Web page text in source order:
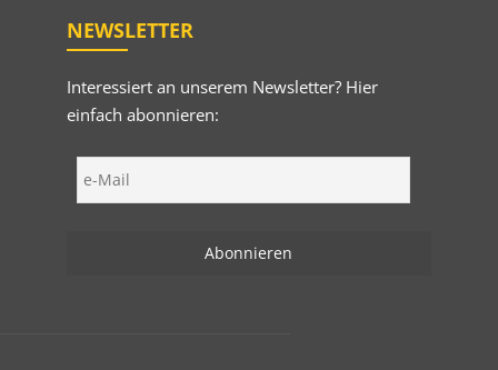
NEWSLETTER
Interessiert an unserem Newsletter? Hier
einfach abonnieren: